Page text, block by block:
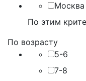
Москва
По этим
По возрасту
5-6
7-8